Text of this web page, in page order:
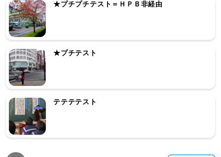
★プチプチテスト＝ＨＰＢ非経由
★プチテスト
テテテテスト